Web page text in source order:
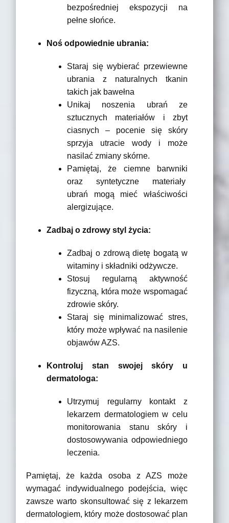
bezpośredniej ekspozycji na
pełne słońce.
Noś odpowiednie ubrania:
Staraj się wybierać przewiewne
ubrania z naturalnych tkanin
takich jak bawełna
Unikaj noszenia ubrań ze
sztucznych materiałów i zbyt
ciasnych – pocenie się skóry
sprzyja utracie wody i może
nasilać zmiany skórne.
Pamiętaj, że ciemne barwniki
oraz syntetyczne materiały
ubrań mogą mieć właściwości
alergizujące.
Zadbaj o zdrowy styl życia:
Zadbaj o zdrową dietę bogatą w
witaminy i składniki odżywcze.
Stosuj regularną aktywność
fizyczną, która może wspomagać
zdrowie skóry.
Staraj się minimalizować stres,
który może wpływać na nasilenie
objawów AZS.
Kontroluj stan swojej skóry u
dermatologa:
Utrzymuj regularny kontakt z
lekarzem dermatologiem w celu
monitorowania stanu skóry i
dostosowywania odpowiedniego
leczenia.
Pamiętaj, że każda osoba z AZS może
wymagać indywidualnego podejścia, więc
zawsze warto skonsultować się z lekarzem
dermatologiem, który może dostosować plan